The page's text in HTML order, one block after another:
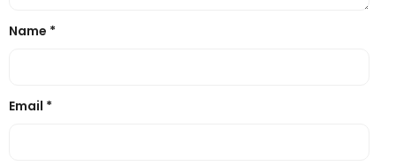
Name *
Email *